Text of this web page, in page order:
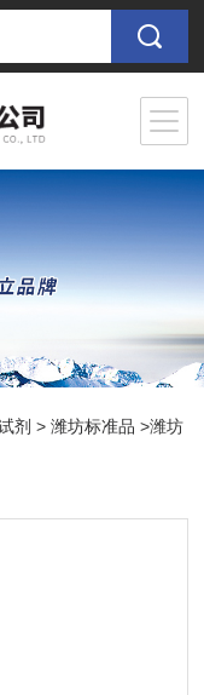
剂 >潍坊标准品 >潍坊